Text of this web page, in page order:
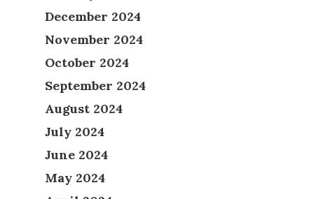
December 2024
November 2024
October 2024
September 2024
August 2024
July 2024
June 2024
May 2024